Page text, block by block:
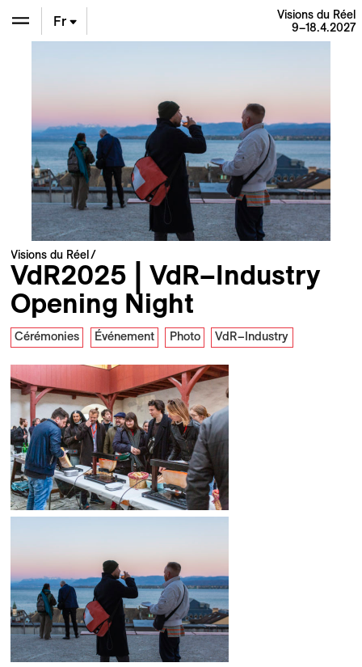
Fr
Visions du Réel
9–18.4.2027
Visions du Réel
VdR2025 | VdR–Industry
Opening Night
Cérémonies Événement Photo VdR–Industry